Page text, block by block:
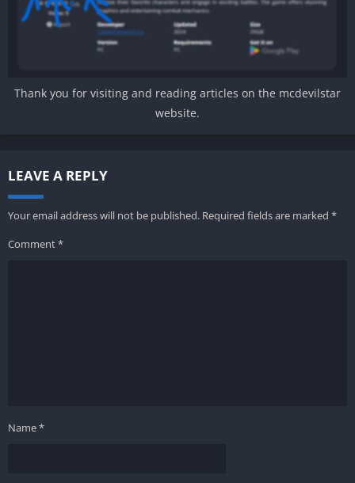
Thank you for visiting and reading articles on the mcdevilstar
website.
LEAVE A REPLY
Your email address will not be published. Required fields are marked *
Comment*
Name*